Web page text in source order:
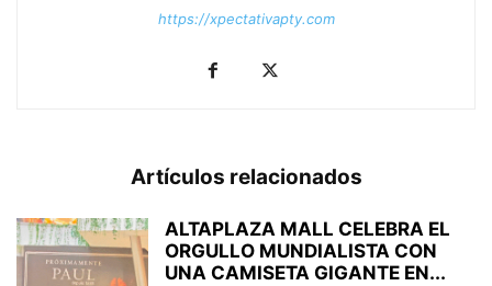
https://xpectativapty.com
Artículos relacionados
ALTAPLAZA MALL CELEBRA EL
ORGULLO MUNDIALISTA CON
UNA CAMISETA GIGANTE EN...